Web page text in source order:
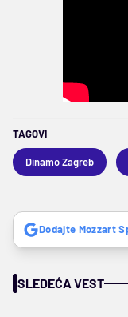
TAGOVI
Dinamo Zagreb
Dodajte Mozzart
SLEDEĆA VEST